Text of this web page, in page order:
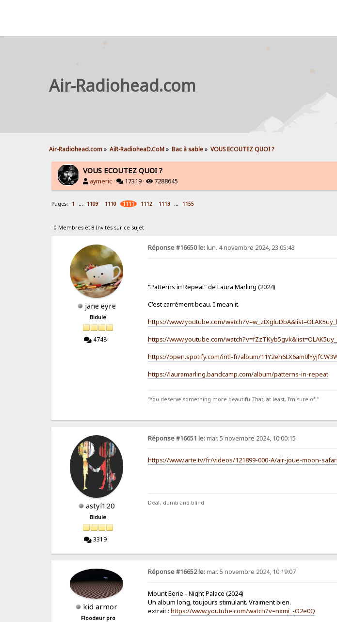
Air-Radiohead.com
Air-Radiohead.com» AiR-RadioheaD.CoM» Bac à sable» VOUS ECOUTEZ QUOI ?
VOUS ECOUTEZ QUOI ?
aymeric· 17319 · 7288645
Pages: 1 ... 1109 1110 1111 1112 1113 ... 1155
0 Membres et 8 Invités sur ce sujet
jane eyre
Bidule
4748
Réponse #16650 le:lun. 4 novembre 2024, 23:05:43
"Patterns in Repeat" de Laura Marling (2024)
C'est carrément beau. I mean it.
https://www.youtube.com/
https://www.youtube.com/
https://open.spotify.com/intl-fr/album/
https://lauramarling.bandcamp.com/album/patterns-in-repeat
"You deserve something more beautiful.That, at least, I'm sure of."
astyl120
Bidule
3319
Réponse #16651 le:mar. 5 novembre 2024, 10:00:15
https://www.arte.tv/fr/videos/121899-000-A/air-joue-moon-
Deaf, dumb and blind
kid armor
Floodeur pro
Réponse #16652 le:mar. 5 novembre 2024, 10:19:07
Mount Eerie - Night Palace (2024)
Un album long, toujours stimulant. Vraiment bien.
extrait :https://www.youtube.com/watch?v=nxmi_-O2e0Q